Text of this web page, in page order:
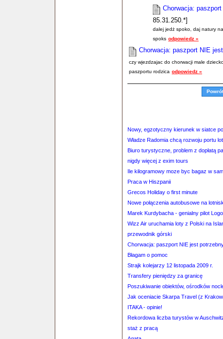
Chorwacja:
85.31.250.*]
dalej jedż spoko, daj natury
spoks odpowiedz »
Chorwacja: paszport NIE
czy wjezdzajac do chorwacji male
paszportu rodzica odpowiedz »
Nowy, egzotyczny kierunek w siatce
Władze Radomia chcą rozwoju portu
Biuro turystyczne, problem z dopłatą
nigdy więcej z exim tours
Ile kilogramowy moze byc bagaz w
Praca w Hiszpanii
Grecos Holiday o first minute
Nowe połączenia autobusowe na
Marek Kurdybacha - genialny pilot
Wizz Air uruchamia loty z Polski na
przewodnik górski
Chorwacja: paszport NIE jest
Błagam o pomoc
Strajk kolejarzy 12 listopada 2009 r.
Transfery pieniędzy za granicę
Poszukiwanie obiektów, ośrodków
Jak oceniacie Skarpa Travel (z
ITAKA - opinie!
Rekordowa liczba turystów w
staż z pracą